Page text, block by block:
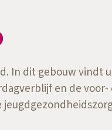
In dit gebouw vindt
en de voor-